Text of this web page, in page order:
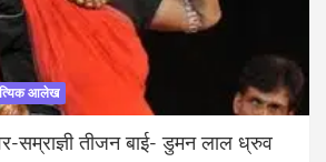
आलेख
सम्राज्ञी तीजन बाई- डुमन लाल ध्रुव